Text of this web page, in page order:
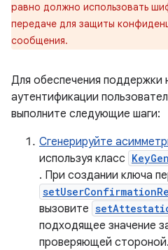
равно должно использовать
передаче для защиты
сообщения.
Для обеспечения поддержки
аутентификации
выполните следующие шаги:
Сгенерируйте
используя класс
. При создании ключа
вызовите
подходящее значение
проверяющей стороной.